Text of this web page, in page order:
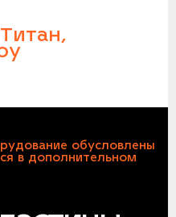
обусловлены
в дополнительном